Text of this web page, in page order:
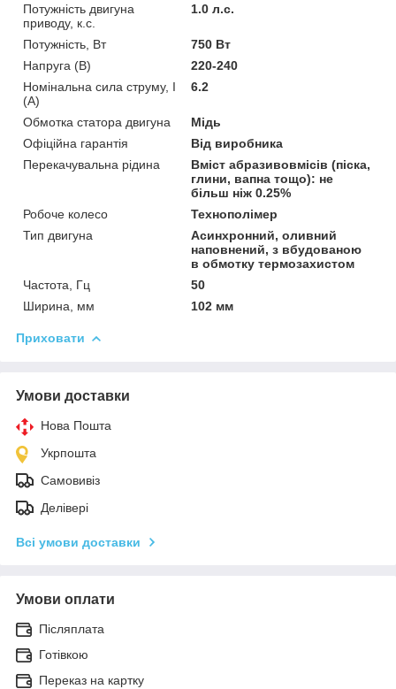
Потужність двигуна
приводу, к.с.
1.0 л.с.
Потужність, Вт
750 Вт
Напруга (В)
220-240
Номінальна сила струму, I
(А)
6.2
Обмотка статора двигуна
Мідь
Офіційна гарантія
Від виробника
Перекачувальна рідина
Вміст абразивовмісів (піска,
глини, вапна тощо): не
більш ніж 0.25%
Робоче колесо
Технополімер
Тип двигуна
Асинхронний, оливний
наповнений, з вбудованою
в обмотку термозахистом
Частота, Гц
50
Ширина, мм
102 мм
Приховати
Умови доставки
Нова Пошта
Укрпошта
Самовивіз
Делівері
Всі умови доставки
Умови оплати
Післяплата
Готівкою
Переказ на картку